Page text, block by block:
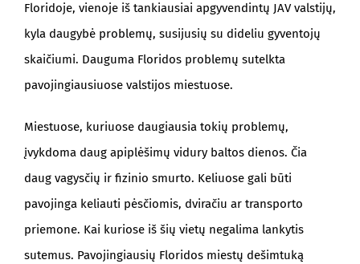
Floridoje, vienoje iš tankiausiai apgyvendintų JAV valstijų,
kyla daugybė problemų, susijusių su dideliu gyventojų
skaičiumi. Dauguma Floridos problemų sutelkta
pavojingiausiuose valstijos miestuose.
Miestuose, kuriuose daugiausia tokių problemų,
įvykdoma daug apiplėšimų vidury baltos dienos. Čia
daug vagysčių ir fizinio smurto. Keliuose gali būti
pavojinga keliauti pėsčiomis, dviračiu ar transporto
priemone. Kai kuriose iš šių vietų negalima lankytis
sutemus. Pavojingiausių Floridos miestų dešimtuką